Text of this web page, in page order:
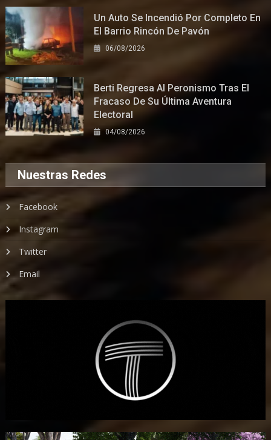
Un Auto Se Incendió Por Completo En
El Barrio Rincón De Pavón
06/08/2026
Berti Regresa Al Peronismo Tras El
Fracaso De Su Última Aventura
Electoral
04/08/2026
Nuestras Redes
Facebook
Instagram
Twitter
Email